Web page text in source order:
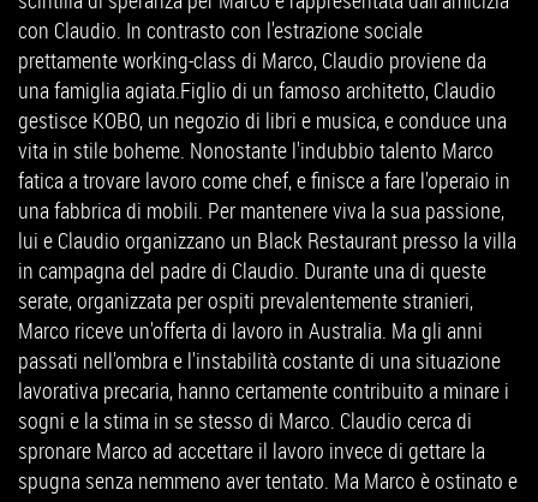
con Claudio. In contrasto con l'estrazione sociale
prettamente working-class di Marco, Claudio proviene da
una famiglia agiata.Figlio di un famoso architetto, Claudio
gestisce KOBO, un negozio di libri e musica, e conduce una
vita in stile boheme. Nonostante l'indubbio talento Marco
fatica a trovare lavoro come chef, e finisce a fare l'operaio in
una fabbrica di mobili. Per mantenere viva la sua passione,
lui e Claudio organizzano un Black Restaurant presso la villa
in campagna del padre di Claudio. Durante una di queste
serate, organizzata per ospiti prevalentemente stranieri,
Marco riceve un'offerta di lavoro in Australia. Ma gli anni
passati nell'ombra e l'instabilità costante di una situazione
lavorativa precaria, hanno certamente contribuito a minare i
sogni e la stima in se stesso di Marco. Claudio cerca di
spronare Marco ad accettare il lavoro invece di gettare la
spugna senza nemmeno aver tentato. Ma Marco è ostinato e